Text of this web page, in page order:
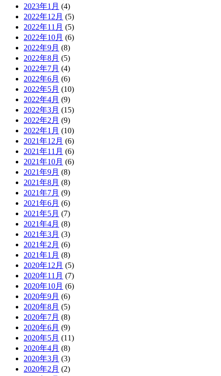
2023年1月 (4)
2022年12月 (5)
2022年11月 (5)
2022年10月 (6)
2022年9月 (8)
2022年8月 (5)
2022年7月 (4)
2022年6月 (6)
2022年5月 (10)
2022年4月 (9)
2022年3月 (15)
2022年2月 (9)
2022年1月 (10)
2021年12月 (6)
2021年11月 (6)
2021年10月 (6)
2021年9月 (8)
2021年8月 (8)
2021年7月 (9)
2021年6月 (6)
2021年5月 (7)
2021年4月 (8)
2021年3月 (3)
2021年2月 (6)
2021年1月 (8)
2020年12月 (5)
2020年11月 (7)
2020年10月 (6)
2020年9月 (6)
2020年8月 (5)
2020年7月 (8)
2020年6月 (9)
2020年5月 (11)
2020年4月 (8)
2020年3月 (3)
2020年2月 (2)